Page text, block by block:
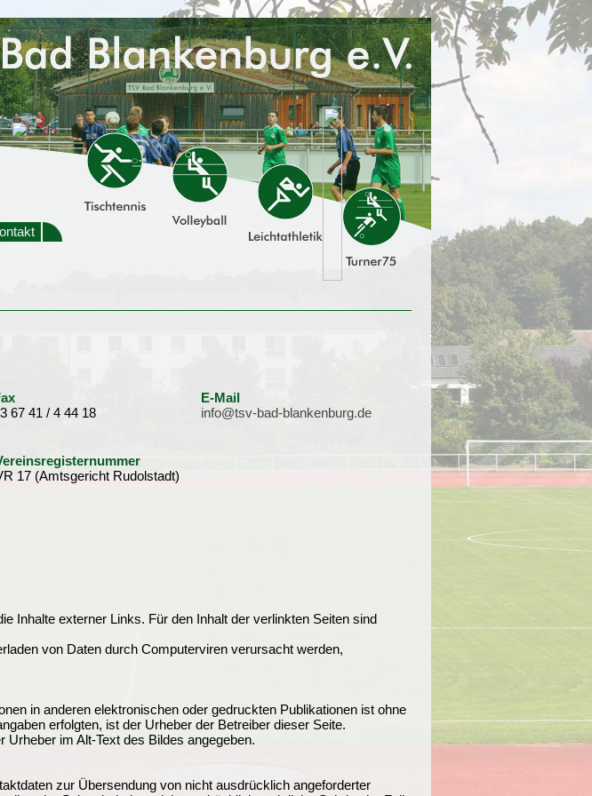
67 41 / 4 44 18
E-Mail
info@tsv-bad-blankenburg.de
17 (Amtsgericht Rudolstadt)
Inhalte externer Links. Für den Inhalt der verlinkten Seiten sind
von Daten durch Computerviren verursacht werden,
in anderen elektronischen oder gedruckten Publikationen ist ohne
erfolgten, ist der Urheber der Betreiber dieser Seite.
im Alt-Text des Bildes angegeben.
zur Übersendung von nicht ausdrücklich angeforderter